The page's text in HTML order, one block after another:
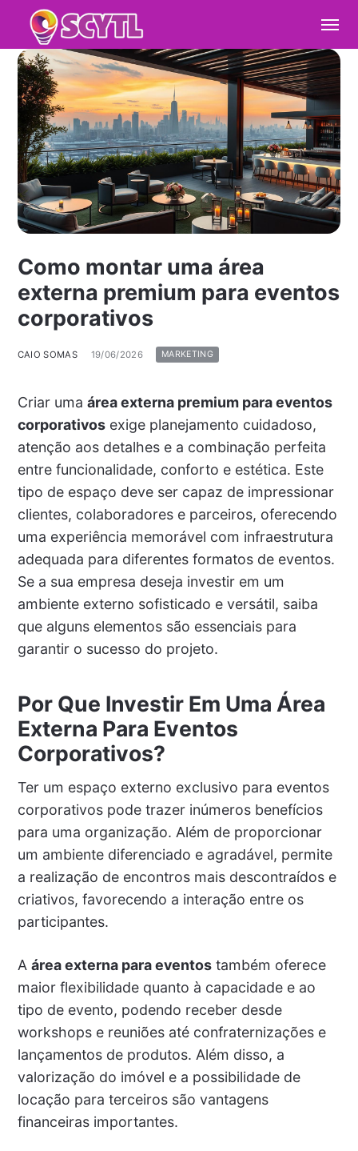
Como montar uma área
externa premium para eventos
corporativos
CAIO SOMAS 19/06/2026 MARKETING
Criar uma área externa premium para eventos
corporativosexige planejamento cuidadoso,
atenção aos detalhes e a combinação perfeita
entre funcionalidade, conforto e estética. Este
tipo de espaço deve ser capaz de impressionar
clientes, colaboradores e parceiros, oferecendo
uma experiência memorável com infraestrutura
adequada para diferentes formatos de eventos.
Se a sua empresa deseja investir em um
ambiente externo sofisticado e versátil, saiba
que alguns elementos são essenciais para
garantir o sucesso do projeto.
Por Que Investir Em Uma Área
Externa Para Eventos
Corporativos?
Ter um espaço externo exclusivo para eventos
corporativos pode trazer inúmeros benefícios
para uma organização. Além de proporcionar
um ambiente diferenciado e agradável, permite
a realização de encontros mais descontraídos e
criativos, favorecendo a interação entre os
participantes.
A área externa para eventostambém oferece
maior flexibilidade quanto à capacidade e ao
tipo de evento, podendo receber desde
workshops e reuniões até confraternizações e
lançamentos de produtos. Além disso, a
valorização do imóvel e a possibilidade de
locação para terceiros são vantagens
financeiras importantes.